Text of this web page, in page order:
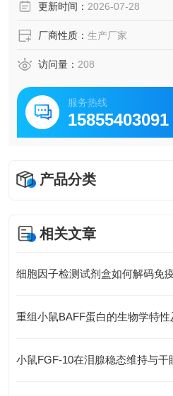
研究更新时间： 2026-07-28
厂商性质： 生产厂家
访问量： 208
服务热线
15855403091
产品分类
相关文章
细胞因子检测试剂盒如何解码免
重组小鼠BAFF蛋白的生物学特
小鼠FGF-10在泪腺稳态维持与干